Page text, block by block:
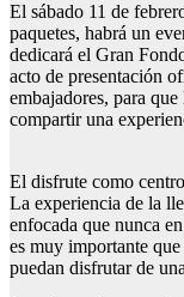
El sábado 11 de
paquetes, habrá un
dedicará el Gran
acto de presentación
embajadores, para
compartir una
El disfrute como
La experiencia de la
enfocada que nunca
es muy importante
puedan disfrutar de